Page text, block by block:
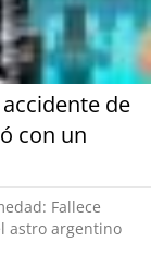
de
con un
Fallece
astro argentino